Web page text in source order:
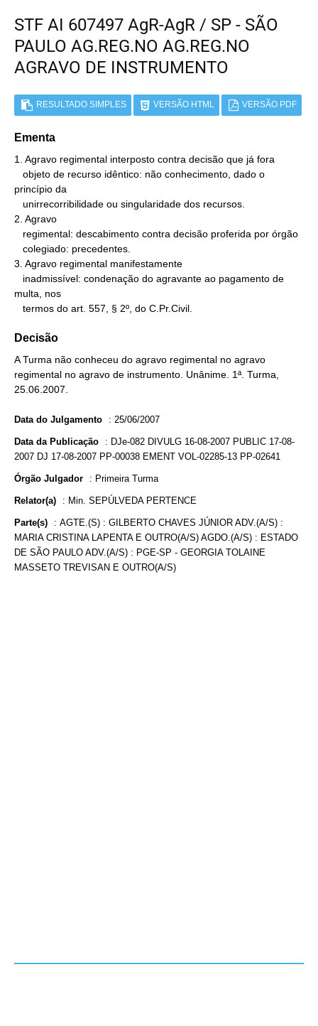
STF AI 607497 AgR-AgR / SP - SÃO
PAULO AG.REG.NO AG.REG.NO
AGRAVO DE INSTRUMENTO
RESULTADO SIMPLES VERSÃO HTML VERSÃO PDF
Ementa
1. Agravo regimental interposto contra decisão que já fora
princípio da
2. Agravo
3. Agravo regimental manifestamente
multa, nos
   termos do art. 557, § 2º, do C.Pr.Civil.
Decisão
A Turma não conheceu do agravo regimental no agravo
regimental no agravo de instrumento. Unânime. 1ª. Turma,
25.06.2007.
Data do Julgamento : 25/06/2007
Data da Publicação : DJe-082 DIVULG 16-08-2007 PUBLIC 17-08-
2007 DJ 17-08-2007 PP-00038 EMENT VOL-02285-13 PP-02641
Órgão Julgador : Primeira Turma
Relator(a) : Min. SEPÚLVEDA PERTENCE
Parte(s) : AGTE.(S) : GILBERTO CHAVES JÚNIOR ADV.(A/S) :
MARIA CRISTINA LAPENTA E OUTRO(A/S) AGDO.(A/S) : ESTADO
DE SÃO PAULO ADV.(A/S) : PGE-SP - GEORGIA TOLAINE
MASSETO TREVISAN E OUTRO(A/S)